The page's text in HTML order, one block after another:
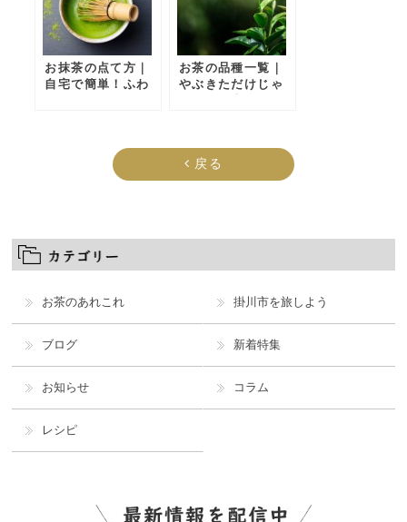
お抹茶の点て方｜
自宅で簡単！ふわ
お茶の品種一覧｜
やぶきただけじゃ
戻る
お茶のあれこれ 掛川市を旅しよう
ブログ 新着特集
お知らせ コラム
レシピ